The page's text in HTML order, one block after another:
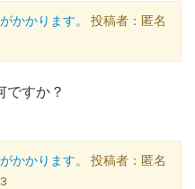
かかります。
投稿者：匿名
ですか？
かかります。
投稿者：匿名